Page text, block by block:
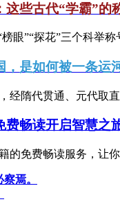
些古代“学霸”的
眼”“探花”三个科举
是如何被一条运
经隋代贯通、元代取
费畅读开启智慧之
的免费畅读服务，让
焉。